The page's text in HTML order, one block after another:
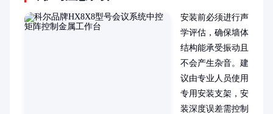
安装前必须进行声
学评估，确保墙体
结构能承受振动且
不会产生杂音。建
议由专业人员使用
专用安装支架，安
装深度误差需控制